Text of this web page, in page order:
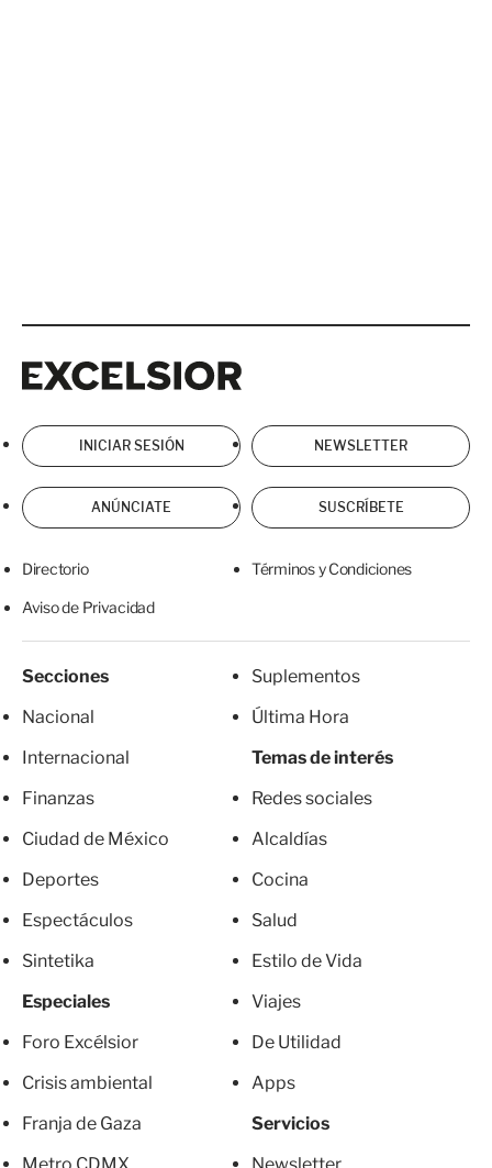
INICIAR SESIÓN NEWSLETTER
ANÚNCIATE SUSCRÍBETE
Directorio Términos y Condiciones
Aviso de Privacidad
Secciones
Nacional
Internacional
Finanzas
Ciudad de México
Deportes
Espectáculos
Sintetika
Especiales
Foro Excélsior
Crisis ambiental
Franja de Gaza
Metro CDMX
Suplementos
Última Hora
Temas de interés
Redes sociales
Alcaldías
Cocina
Salud
Estilo de Vida
Viajes
De Utilidad
Apps
Servicios
Newsletter